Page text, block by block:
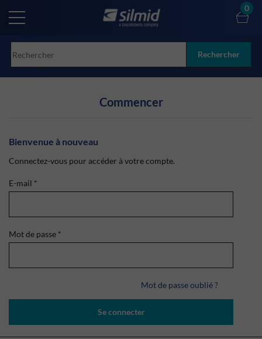
main
Rechercher
0
Commencer
Bienvenue à nouveau
Connectez-vous pour accéder à votre compte.
E-mail *
Mot de passe *
Mot de passe oublié ?
Se connecter